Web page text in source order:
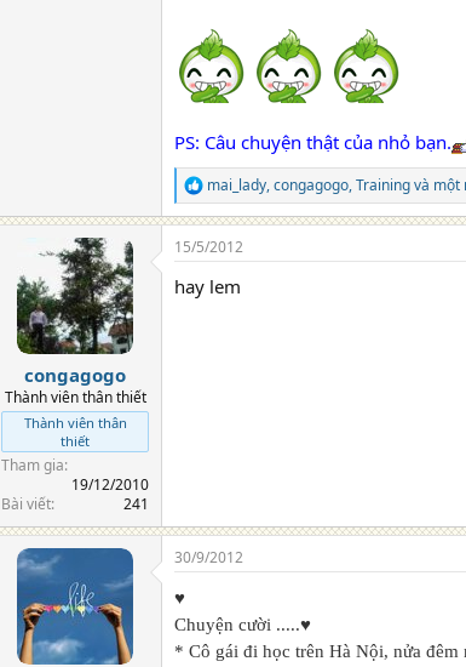
PS: Câu chuyện thật của nhỏ bạn.
R
e
a
c
i
mai_lady,congagogo,Trainingvà một
congagogo
Thành viên thân thiết
Thành viên thân
thiết
Tham gia
19/12/2010
Bài viết
241
15/5/2012
hay lem
30/9/2012
♥
Chuyện cười .....♥
* Cô gái đi học trên Hà Nội, nửa